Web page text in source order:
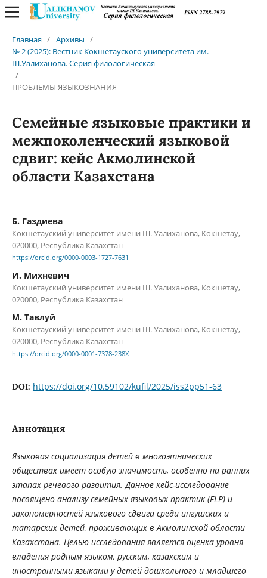
Главная / Архивы /
№ 2 (2025): Вестник Кокшетауского университета им.
Ш.Уалиханова. Серия филологическая
/
ПРОБЛЕМЫ ЯЗЫКОЗНАНИЯ
Семейные языковые практики и
межпоколенческий языковой
сдвиг: кейс Акмолинской
области Казахстана
Б. Газдиева
Кокшетауский университет имени Ш. Уалиханова, Кокшетау,
020000, Республика Казахстан
https://orcid.org/0000-0003-1727-7631
И. Михневич
Кокшетауский университет имени Ш. Уалиханова, Кокшетау,
020000, Республика Казахстан
М. Тавлуй
Кокшетауский университет имени Ш. Уалиханова, Кокшетау,
020000, Республика Казахстан
https://orcid.org/0000-0001-7378-238X
DOI: https://doi.org/10.59102/kufil/2025/iss2pp51-63
Аннотация
Языковая социализация детей в многоэтнических
обществах имеет особую значимость, особенно на ранних
этапах речевого развития. Данное кейс-исследование
посвящено анализу семейных языковых практик (FLP) и
закономерностей языкового сдвига среди ингушских и
татарских детей, проживающих в Акмолинской области
Казахстана. Целью исследования является оценка уровня
владения родным языком, русским, казахским и
иностранными языками у детей дошкольного и младшего